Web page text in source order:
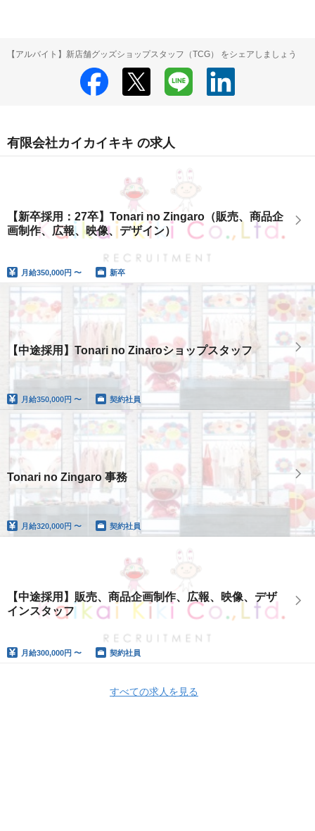
【アルバイト】新店舗グッズショップスタッフ（TCG） をシェアしましょう
有限会社カイカイキキ の求人
【新卒採用：27卒】Tonari no Zingaro（販売、商品企
画制作、広報、映像、デザイン）
月給350,000円 〜 新卒
【中途採用】Tonari no Zinaroショップスタッフ
月給350,000円 〜 契約社員
Tonari no Zingaro 事務
月給320,000円 〜 契約社員
【中途採用】販売、商品企画制作、広報、映像、デザ
インスタッフ
月給300,000円 〜 契約社員
すべての求人を見る